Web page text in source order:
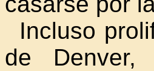
Incluso
de Denver,